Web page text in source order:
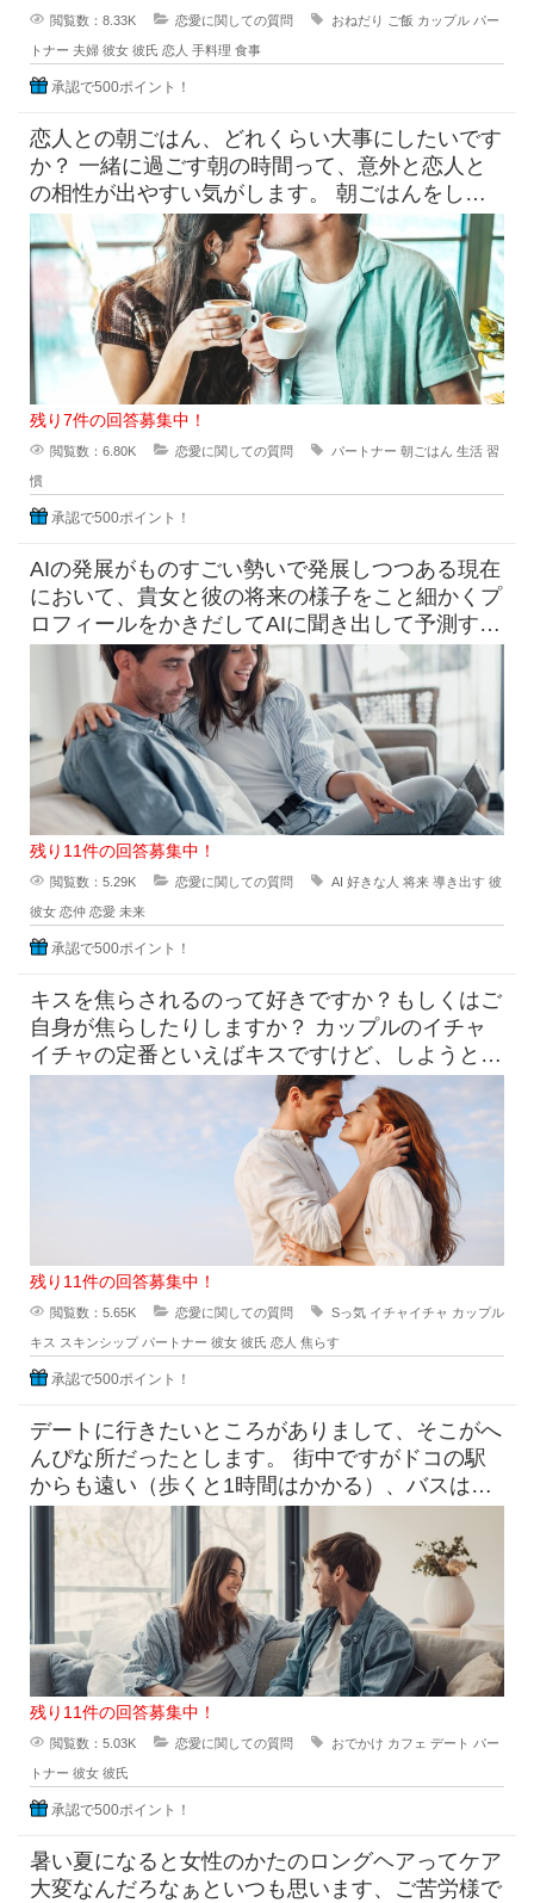
閲覧数：8.33K 恋愛に関しての質問 おねだり ご飯 カップル パー
トナー 夫婦 彼女 彼氏 恋人 手料理 食事
承認で500ポイント！
恋人との朝ごはん、どれくらい大事にしたいです
か？ 一緒に過ごす朝の時間って、意外と恋人と
の相性が出やすい気がします。 朝ごはんをしっ
かり食べたい派と、ギリギ
残り7件の回答募集中！
閲覧数：6.80K 恋愛に関しての質問 パートナー 朝ごはん 生活 習
慣
承認で500ポイント！
AIの発展がものすごい勢いで発展しつつある現在
において、貴女と彼の将来の様子をこと細かくプ
ロフィールをかきだしてAIに聞き出して予測すら
できる時代になっています
残り11件の回答募集中！
閲覧数：5.29K 恋愛に関しての質問 AI 好きな人 将来 導き出す 彼
彼女 恋仲 恋愛 未来
承認で500ポイント！
キスを焦らされるのって好きですか？もしくはご
自身が焦らしたりしますか？ カップルのイチャ
イチャの定番といえばキスですけど、しようとし
てるのにだめって言われ
残り11件の回答募集中！
閲覧数：5.65K 恋愛に関しての質問 Sっ気 イチャイチャ カップル
キス スキンシップ パートナー 彼女 彼氏 恋人 焦らす
承認で500ポイント！
デートに行きたいところがありまして、そこがへ
んぴな所だったとします。 街中ですがドコの駅
からも遠い（歩くと1時間はかかる）、バスは出
てるけど本数少なめ。 目
残り11件の回答募集中！
閲覧数：5.03K 恋愛に関しての質問 おでかけ カフェ デート パー
トナー 彼女 彼氏
承認で500ポイント！
暑い夏になると女性のかたのロングヘアってケア
大変なんだろなぁといつも思います、ご苦労様で